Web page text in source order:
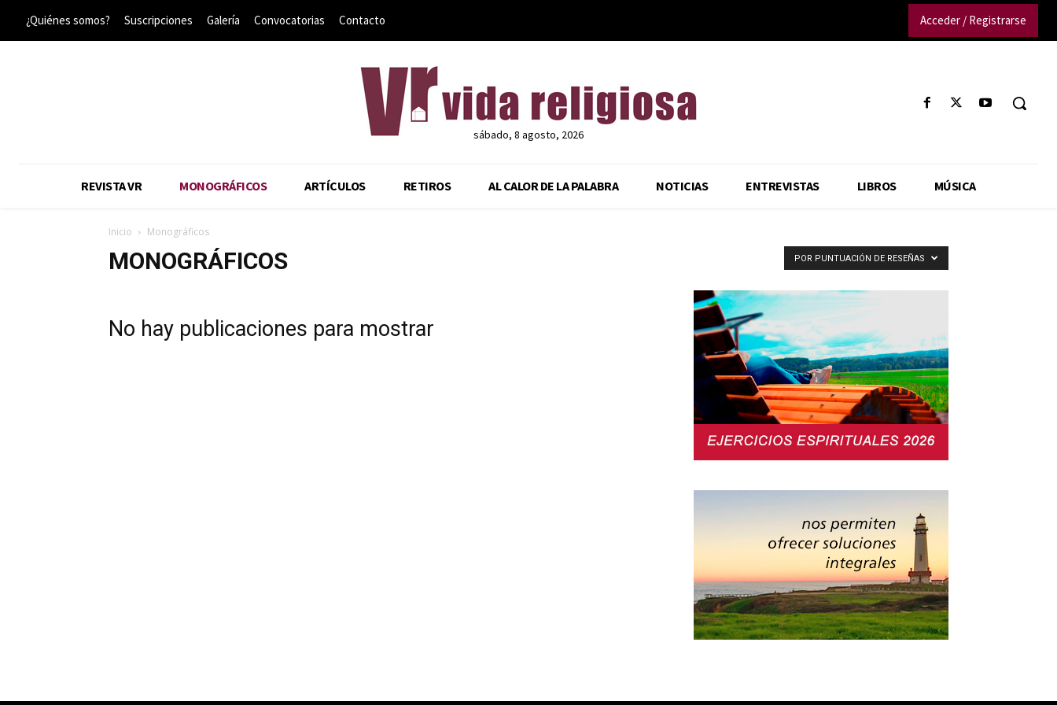
¿Quiénes somos? Suscripciones Galería Convocatorias Contacto Acceder / Registrarse
sábado, 8 agosto, 2026
REVISTA VR MONOGRÁFICOS ARTÍCULOS RETIROS AL CALOR DE LA PALABRA NOTICIAS ENTREVISTAS LIBROS MÚSICA
Inicio Monográficos
MONOGRÁFICOS POR PUNTUACIÓN DE RESEÑAS
No hay publicaciones para mostrar